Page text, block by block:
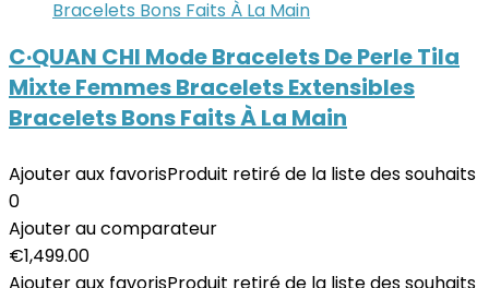
C·QUAN CHI Mode Bracelets De Perle Tila
Mixte Femmes Bracelets Extensibles
Bracelets Bons Faits À La Main
Ajouter aux favorisProduit retiré de la liste des souhaits
0
Ajouter au comparateur
€1,499.00